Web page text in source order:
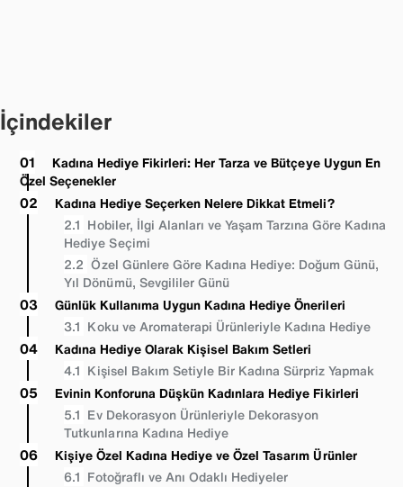
İçindekiler
Kadına Hediye Fikirleri: Her Tarza ve Bütçeye Uygun En
Özel Seçenekler
Kadına Hediye Seçerken Nelere Dikkat Etmeli?
Hobiler, İlgi Alanları ve Yaşam Tarzına Göre Kadına
Hediye Seçimi
Özel Günlere Göre Kadına Hediye: Doğum Günü,
Yıl Dönümü, Sevgililer Günü
Günlük Kullanıma Uygun Kadına Hediye Önerileri
Koku ve Aromaterapi Ürünleriyle Kadına Hediye
Kadına Hediye Olarak Kişisel Bakım Setleri
Kişisel Bakım Setiyle Bir Kadına Sürpriz Yapmak
Evinin Konforuna Düşkün Kadınlara Hediye Fikirleri
Ev Dekorasyon Ürünleriyle Dekorasyon
Tutkunlarına Kadına Hediye
Kişiye Özel Kadına Hediye ve Özel Tasarım Ürünler
Fotoğraflı ve Anı Odaklı Hediyeler